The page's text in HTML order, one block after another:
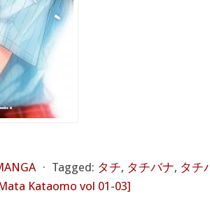
⋅ Tagged: タチ, タチバナ, タチ
Kataomo vol 01-03]